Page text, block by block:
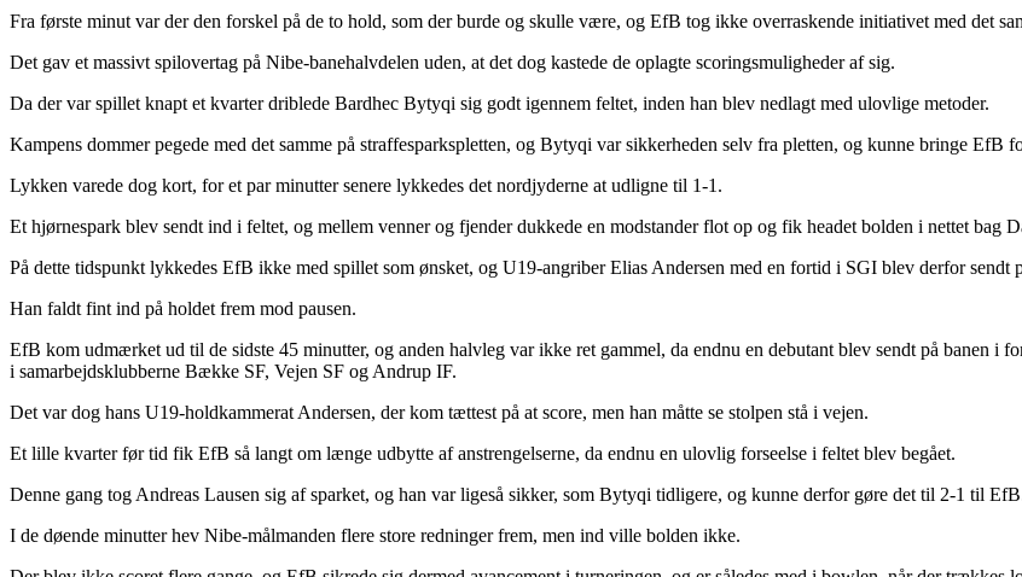
Fra første minut var der den forskel på de to hold, som der burde og skulle være, og EfB tog ikke overraskende initiativet med det
Det gav et massivt spilovertag på Nibe-banehalvdelen uden, at det dog kastede de oplagte scoringsmuligheder af sig.
Da der var spillet knapt et kvarter driblede Bardhec Bytyqi sig godt igennem feltet, inden han blev nedlagt med ulovlige metoder.
Kampens dommer pegede med det samme på straffesparkspletten, og Bytyqi var sikkerheden selv fra pletten, og kunne bringe EfB
Lykken varede dog kort, for et par minutter senere lykkedes det nordjyderne at udligne til 1-1.
Et hjørnespark blev sendt ind i feltet, og mellem venner og fjender dukkede en modstander flot op og fik headet bolden i nettet bag
På dette tidspunkt lykkedes EfB ikke med spillet som ønsket, og U19-angriber Elias Andersen med en fortid i SGI blev derfor
Han faldt fint ind på holdet frem mod pausen.
EfB kom udmærket ud til de sidste 45 minutter, og anden halvleg var ikke ret gammel, da endnu en debutant blev sendt på banen i
i samarbejdsklubberne Bække SF, Vejen SF og Andrup IF.
Det var dog hans U19-holdkammerat Andersen, der kom tættest på at score, men han måtte se stolpen stå i vejen.
Et lille kvarter før tid fik EfB så langt om længe udbytte af anstrengelserne, da endnu en ulovlig forseelse i feltet blev begået.
Denne gang tog Andreas Lausen sig af sparket, og han var ligeså sikker, som Bytyqi tidligere, og kunne derfor gøre det til 2-1 til
I de døende minutter hev Nibe-målmanden flere store redninger frem, men ind ville bolden ikke.